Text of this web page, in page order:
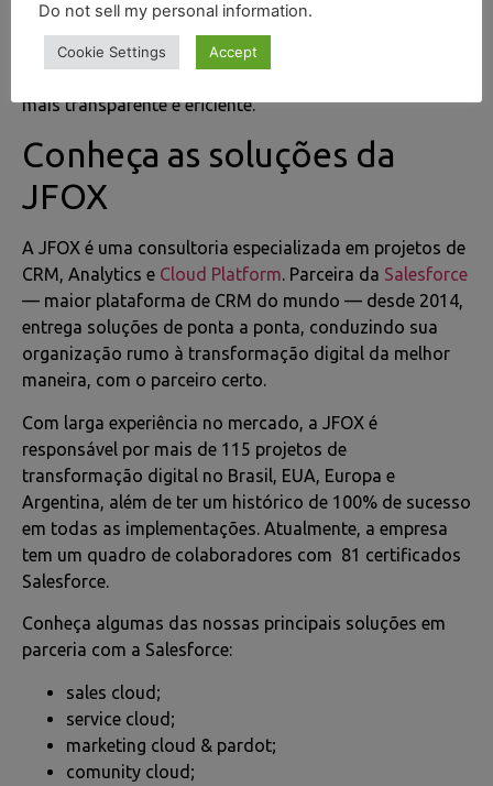
porque você evita perguntas repetidas ao usuário e
mantém uma base de dados central para todos os seus
mais transparente e eficiente.
Conheça as soluções da
JFOX
A JFOX é uma consultoria especializada em projetos de
CRM, Analytics e Cloud Platform. Parceira da Salesforce
— maior plataforma de CRM do mundo — desde 2014,
entrega soluções de ponta a ponta, conduzindo sua
organização rumo à transformação digital da melhor
maneira, com o parceiro certo.
Com larga experiência no mercado, a JFOX é
responsável por mais de 115 projetos de
transformação digital no Brasil, EUA, Europa e
Argentina, além de ter um histórico de 100% de sucesso
em todas as implementações. Atualmente, a empresa
tem um quadro de colaboradores com 81 certificados
Salesforce.
Conheça algumas das nossas principais soluções em
parceria com a Salesforce:
sales cloud;
service cloud;
marketing cloud & pardot;
comunity cloud;
Do not sell my personal information.
Cookie Settings Accept